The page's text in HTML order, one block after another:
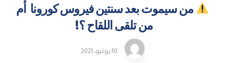
من سيموت بعد سنتين فيروس كورونا أم
من تلقى اللقاح ؟!
10 يونيو، 2021